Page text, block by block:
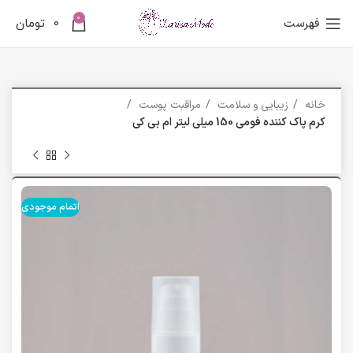
فهرست 0
0 تومان
خانه زیبایی و سلامت
مراقبت پوست
کرم پاک کننده فومی 150 میلی لیتر ام بی کی
اتمام موجودی